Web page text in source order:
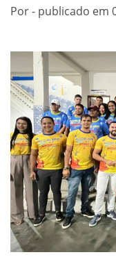
Por - publicado em